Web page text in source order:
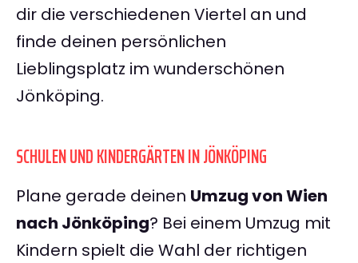
dir die verschiedenen Viertel an und
finde deinen persönlichen
Lieblingsplatz im wunderschönen
Jönköping.
SCHULEN UND KINDERGÄRTEN IN JÖNKÖPING
Plane gerade deinen Umzug von Wien
nach Jönköping? Bei einem Umzug mit
Kindern spielt die Wahl der richtigen